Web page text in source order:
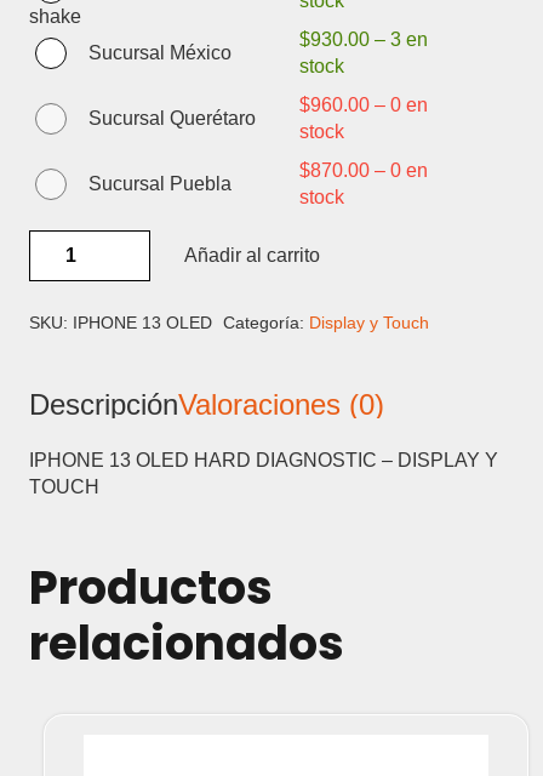
Sucursal México
$930.00– 3 en
stock
Sucursal Querétaro
$960.00– 0 en
stock
Sucursal Puebla
$870.00– 0 en
stock
HARD
DISPLAY
TOUCH
cantidad
Añadir al carrito
SKU: IPHONE 13 OLED Categoría: Display y Touch
DescripciónValoraciones (0)
IPHONE 13 OLED HARD DIAGNOSTIC – DISPLAY Y
TOUCH
Productos
relacionados